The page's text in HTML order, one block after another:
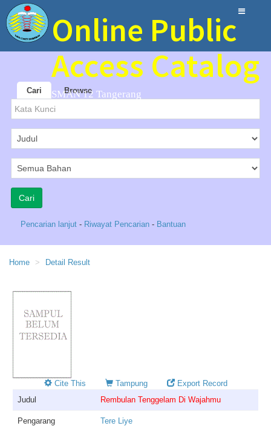
Online Public
Access Catalog
SMAN 12 Tangerang
Cari Browse
Pencarian lanjut - Riwayat Pencarian - Bantuan
Home Detail Result
Cite This Tampung
Export Record
Judul
Rembulan Tenggelam Di Wajahmu
Pengarang Tere Liye